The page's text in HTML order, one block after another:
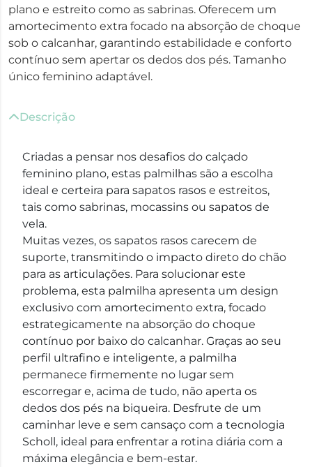
plano e estreito como as sabrinas. Oferecem um
amortecimento extra focado na absorção de choque
sob o calcanhar, garantindo estabilidade e conforto
contínuo sem apertar os dedos dos pés. Tamanho
único feminino adaptável.
Descrição
Criadas a pensar nos desafios do calçado
feminino plano, estas palmilhas são a escolha
ideal e certeira para sapatos rasos e estreitos,
tais como sabrinas, mocassins ou sapatos de
vela.
Muitas vezes, os sapatos rasos carecem de
suporte, transmitindo o impacto direto do chão
para as articulações. Para solucionar este
problema, esta palmilha apresenta um design
exclusivo com amortecimento extra, focado
estrategicamente na absorção do choque
contínuo por baixo do calcanhar. Graças ao seu
perfil ultrafino e inteligente, a palmilha
permanece firmemente no lugar sem
escorregar e, acima de tudo, não aperta os
dedos dos pés na biqueira. Desfrute de um
caminhar leve e sem cansaço com a tecnologia
Scholl, ideal para enfrentar a rotina diária com a
máxima elegância e bem-estar.